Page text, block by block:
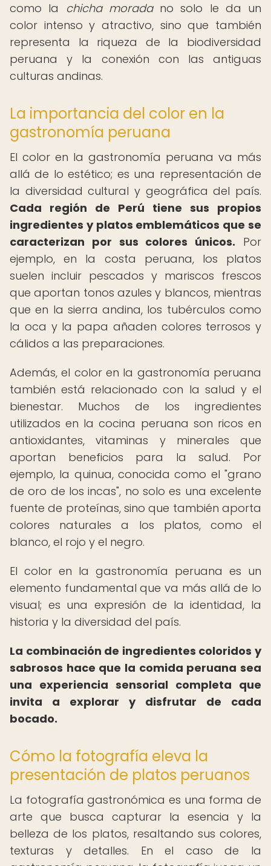
como la chicha moradano solo le da un
color intenso y atractivo, sino que también
representa la riqueza de la biodiversidad
peruana y la conexión con las antiguas
culturas andinas.
La importancia del color en la
gastronomía peruana
El color en la gastronomía peruana va más
allá de lo estético; es una representación de
la diversidad cultural y geográfica del país.
Cada región de Perú tiene sus propios
ingredientes y platos emblemáticos que se
caracterizan por sus colores únicos. Por
ejemplo, en la costa peruana, los platos
suelen incluir pescados y mariscos frescos
que aportan tonos azules y blancos, mientras
que en la sierra andina, los tubérculos como
la oca y la papa añaden colores terrosos y
cálidos a las preparaciones.
Además, el color en la gastronomía peruana
también está relacionado con la salud y el
bienestar. Muchos de los ingredientes
utilizados en la cocina peruana son ricos en
antioxidantes, vitaminas y minerales que
aportan beneficios para la salud. Por
ejemplo, la quinua, conocida como el "grano
de oro de los incas", no solo es una excelente
fuente de proteínas, sino que también aporta
colores naturales a los platos, como el
blanco, el rojo y el negro.
El color en la gastronomía peruana es un
elemento fundamental que va más allá de lo
visual; es una expresión de la identidad, la
historia y la diversidad del país.
La combinación de ingredientes coloridos y
sabrosos hace que la comida peruana sea
una experiencia sensorial completa que
invita a explorar y disfrutar de cada
bocado.
Cómo la fotografía eleva la
presentación de platos peruanos
La fotografía gastronómica es una forma de
arte que busca capturar la esencia y la
belleza de los platos, resaltando sus colores,
texturas y detalles. En el caso de la